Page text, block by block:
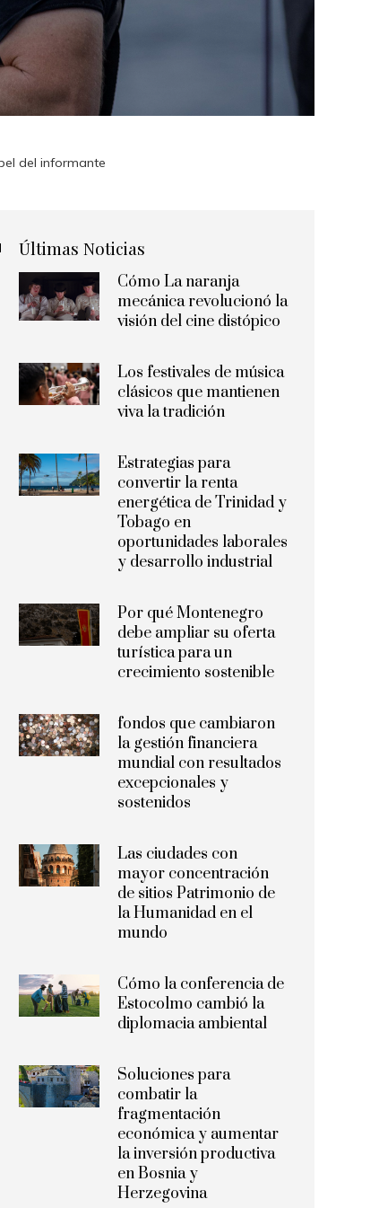
del informante
Últimas Noticias
Cómo La naranja
mecánica revolucionó la
visión del cine distópico
Los festivales de música
clásicos que mantienen
viva la tradición
Estrategias para
convertir la renta
energética de Trinidad y
Tobago en
oportunidades laborales
y desarrollo industrial
Por qué Montenegro
debe ampliar su oferta
turística para un
crecimiento sostenible
fondos que cambiaron
la gestión financiera
mundial con resultados
excepcionales y
sostenidos
Las ciudades con
mayor concentración
de sitios Patrimonio de
la Humanidad en el
mundo
Cómo la conferencia de
Estocolmo cambió la
diplomacia ambiental
Soluciones para
combatir la
fragmentación
económica y aumentar
la inversión productiva
en Bosnia y
Herzegovina